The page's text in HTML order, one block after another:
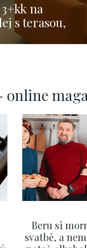
na
s terasou,
- 130 m²
Beru si
svatbě, a